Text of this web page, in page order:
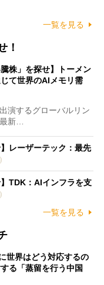
一覧を見る
！
株」を探せ】トーメン
て世界のAIメモリ需
演するグローバルリン
新…
レーザーテック：最先
TDK：AIインフラを支
一覧を見る
世界はどう対応するの
る「蒸留を行う中国